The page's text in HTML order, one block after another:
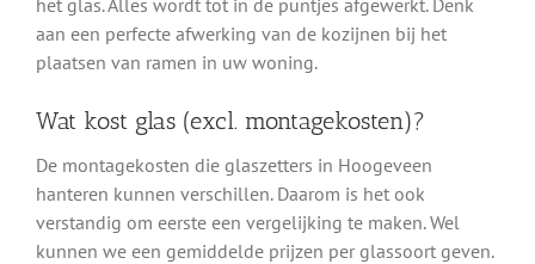
aan een perfecte afwerking van de kozijnen bij het
plaatsen van ramen in uw woning.
Wat kost glas (excl. montagekosten)?
De montagekosten die glaszetters in Hoogeveen
hanteren kunnen verschillen. Daarom is het ook
verstandig om eerste een vergelijking te maken. Wel
kunnen we een gemiddelde prijzen per glassoort geven.